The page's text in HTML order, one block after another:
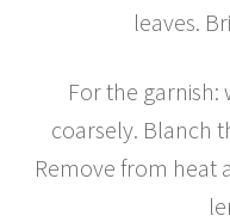
leaves.
For the garnish:
coarsely. Blanch
Remove from heat